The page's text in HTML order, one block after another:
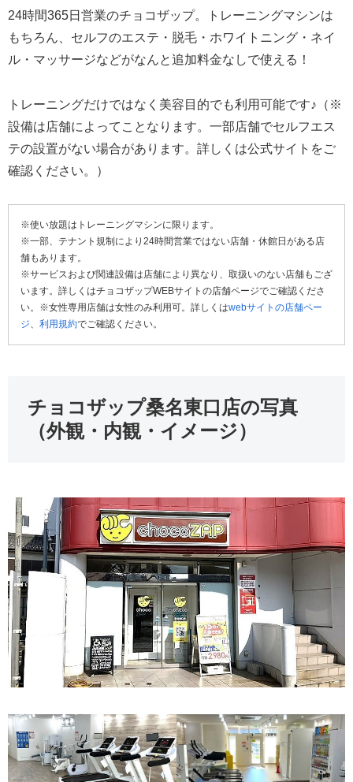
24時間365日営業のチョコザップ。トレーニングマシンは
もちろん、セルフのエステ・脱毛・ホワイトニング・ネイ
ル・マッサージなどがなんと追加料金なしで使える！
トレーニングだけではなく美容目的でも利用可能です♪（※
設備は店舗によってことなります。一部店舗でセルフエス
テの設置がない場合があります。詳しくは公式サイトをご
確認ください。）
※使い放題はトレーニングマシンに限ります。
※一部、テナント規制により24時間営業ではない店舗・休館日がある店
舗もあります。
※サービスおよび関連設備は店舗により異なり、取扱いのない店舗もござ
います。詳しくはチョコザップWEBサイトの店舗ページでご確認くださ
い。※女性専用店舗は女性のみ利用可。詳しくはwebサイトの店舗ペー
ジ、 利用規約でご確認ください。
チョコザップ桑名東口店の写真
（外観・内観・イメージ）